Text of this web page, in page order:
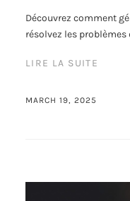
Découvrez comment
résolvez les problèmes
LIRE LA SUITE
MARCH 19, 2025